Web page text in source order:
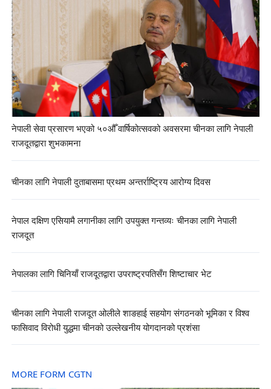
नेपाली सेवा प्रसारण भएको ५०औँ वार्षिकोत्सवको अवसरमा चीनका लागि नेपाली
राजदूतद्वारा शुभकामना
चीनका लागि नेपाली दुताबासमा प्रथम अन्तर्राष्ट्रिय आरोग्य दिवस
नेपाल दक्षिण एसियामै लगानीका लागि उपयुक्त गन्तव्यः चीनका लागि नेपाली
राजदूत
नेपालका लागि चिनियाँ राजदूतद्वारा उपराष्ट्रपतिसँग शिष्टाचार भेट
चीनका लागि नेपाली राजदूत ओलीले शाङहाई सहयोग संगठनको भूमिका र विश्व
फासिवाद विरोधी युद्धमा चीनको उल्लेखनीय योगदानको प्रशंसा
MORE FORM CGTN